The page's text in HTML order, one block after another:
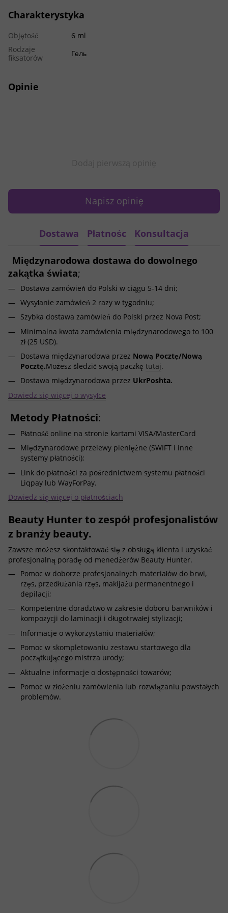
Charakterystyka
Objętość
6 ml
Rodzaje
fiksatorów
Гель
Opinie
Napisz opinię
Dostawa Płatnośc Konsultacja
Międzynarodowa dostawa do dowolnego
zakątka świata;
Dostawa zamówień do Polski w ciągu 5-14 dni;
Wysyłanie zamówień 2 razy w tygodniu;
Szybka dostawa zamówień do Polski przez Nova Post;
Minimalna kwota zamówienia międzynarodowego to 100
zł (25 USD).
Dostawa międzynarodowa przez Nową Pocztę/Nową
Pocztę.Możesz śledzić swoją paczkę tutaj.
Dostawa międzynarodowa przez UkrPoshta.
Dowiedz się więcej o wysyłce
Metody Płatności:
Płatność online na stronie kartami VISA/MasterCard
Międzynarodowe przelewy pieniężne (SWIFT i inne
systemy płatności);
Link do płatności za pośrednictwem systemu płatności
Liqpay lub WayForPay.
Dowiedz się więcej o płatnościach
Beauty Hunter to zespół profesjonalistów
z branży beauty.
Zawsze możesz skontaktować się z obsługą klienta i uzyskać
profesjonalną poradę od menedżerów Beauty Hunter.
Pomoc w doborze profesjonalnych materiałów do brwi,
rzęs, przedłużania rzęs, makijażu permanentnego i
depilacji;
Kompetentne doradztwo w zakresie doboru barwników i
kompozycji do laminacji i długotrwałej stylizacji;
Informacje o wykorzystaniu materiałów;
Pomoc w skompletowaniu zestawu startowego dla
początkującego mistrza urody;
Aktualne informacje o dostępności towarów;
Pomoc w złożeniu zamówienia lub rozwiązaniu powstałych
problemów.